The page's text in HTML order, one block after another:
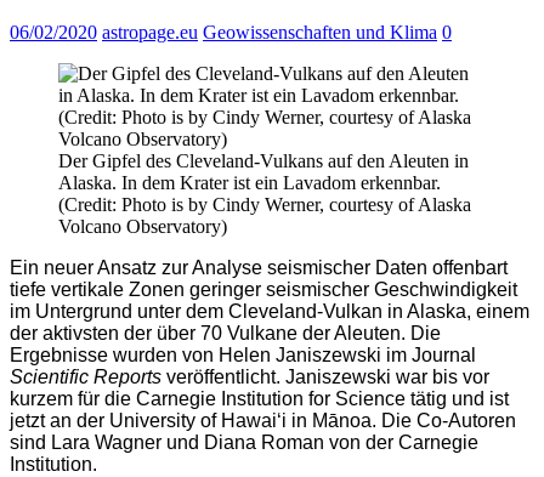
06/02/2020 astropage.eu Geowissenschaften und Klima 0
Der Gipfel des Cleveland-Vulkans auf den Aleuten in
Alaska. In dem Krater ist ein Lavadom erkennbar.
(Credit: Photo is by Cindy Werner, courtesy of Alaska
Volcano Observatory)
Ein neuer Ansatz zur Analyse seismischer Daten offenbart
tiefe vertikale Zonen geringer seismischer Geschwindigkeit
im Untergrund unter dem Cleveland-Vulkan in Alaska, einem
der aktivsten der über 70 Vulkane der Aleuten. Die
Ergebnisse wurden von Helen Janiszewski im Journal
Scientific Reports veröffentlicht. Janiszewski war bis vor
kurzem für die Carnegie Institution for Science tätig und ist
jetzt an der University of Hawaiʻi in Mānoa. Die Co-Autoren
sind Lara Wagner und Diana Roman von der Carnegie
Institution.